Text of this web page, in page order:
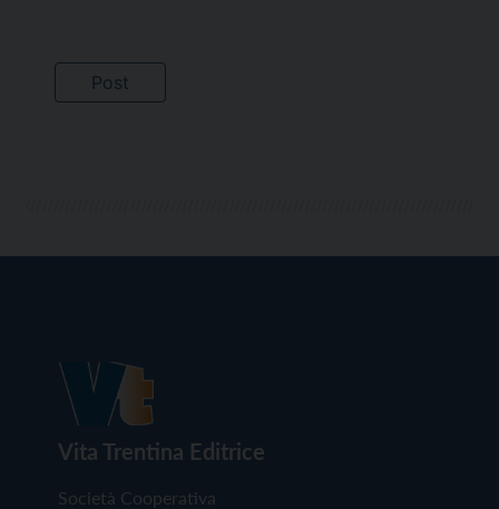
Vita Trentina Editrice
Società Cooperativa